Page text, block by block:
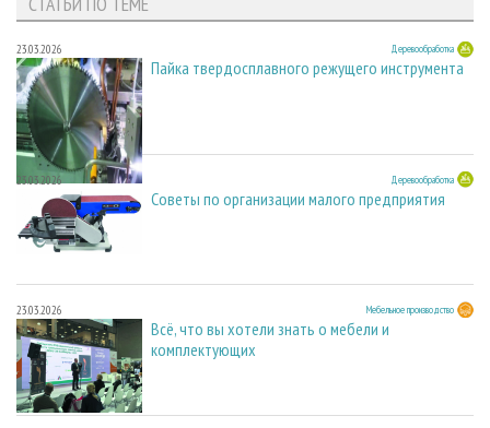
23.03.2026 Деревообработка
Пайка твердосплавного режущего инструмента
23.03.2026 Деревообработка
Советы по организации малого предприятия
23.03.2026 Мебельное производство
Всё, что вы хотели знать о мебели и
комплектующих